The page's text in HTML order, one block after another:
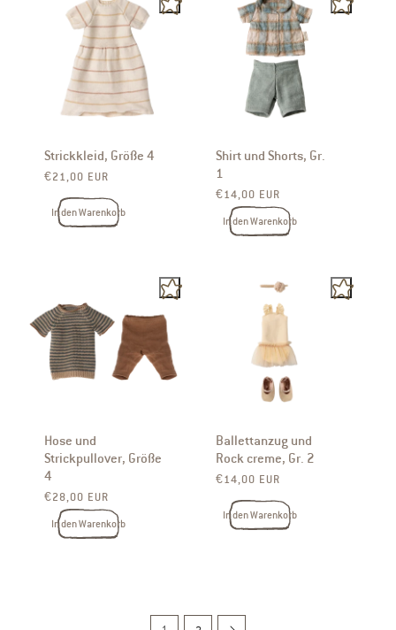
Strickkleid, Größe 4
Normaler Preis
€21,00 EUR
In den Warenkorb
Shirt und Shorts, Gr.
1
Normaler Preis
€14,00 EUR
In den Warenkorb
Hose und
Strickpullover, Größe
4
Normaler Preis
€28,00 EUR
In den Warenkorb
Ballettanzug und
Rock creme, Gr. 2
Normaler Preis
€14,00 EUR
In den Warenkorb